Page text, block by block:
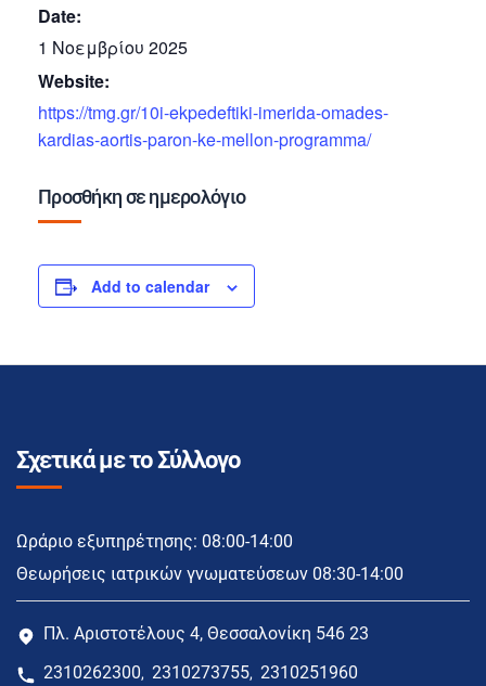
Date:
1 Νοεμβρίου 2025
Website:
https://tmg.gr/10i-ekpedeftiki-imerida-omades-
kardias-aortis-paron-ke-mellon-programma/
Προσθήκη σε ημερολόγιο
Add to calendar
Σχετικά με το Σύλλογο
Ωράριο εξυπηρέτησης: 08:00-14:00
Θεωρήσεις ιατρικών γνωματεύσεων 08:30-14:00
Πλ. Αριστοτέλους 4, Θεσσαλονίκη 546 23
2310262300, 2310273755, 2310251960